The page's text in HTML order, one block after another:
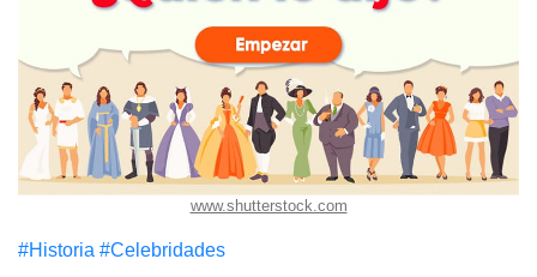
www.shutterstock.com
#Historia #Celebridades